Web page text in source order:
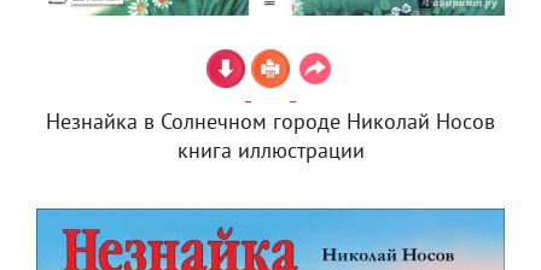
Незнайка в Солнечном городе Николай Носов
книга иллюстрации